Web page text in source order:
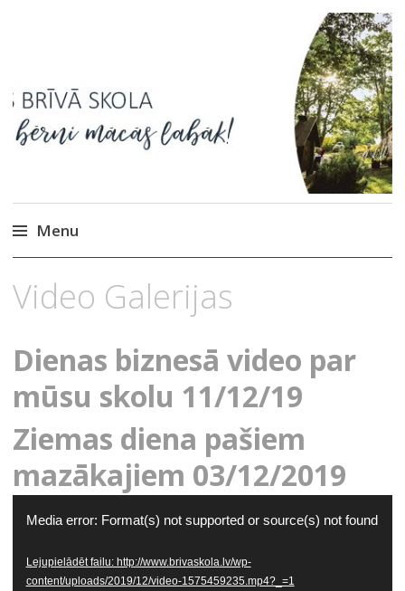
Ikšķiles Brīvā skola
Menu
to
Video Galerijas
Dienas biznesā video par
mūsu skolu 11/12/19
Ziemas diena pašiem
mazākajiem 03/12/2019
Video
Media error: Format(s) not supported or source(s) not found
Lejupielādēt failu: http://www.brivaskola.lv/wp-
content/uploads/2019/12/video-1575459235.mp4?_=1